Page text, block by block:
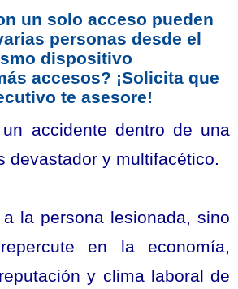
Registro
Iniciar sesión
un solo acceso pueden
personas desde el
dispositivo
accesos? ¡Solicita que
te asesore!
accidente dentro de una
devastador y multifacético.
la persona lesionada, sino
en la economía,
y clima laboral de